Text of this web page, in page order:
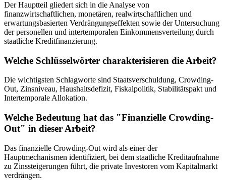
Der Hauptteil gliedert sich in die Analyse von
finanzwirtschaftlichen, monetären, realwirtschaftlichen und
erwartungsbasierten Verdrängungseffekten sowie der Untersuchung
der personellen und intertemporalen Einkommensverteilung durch
staatliche Kreditfinanzierung.
Welche Schlüsselwörter charakterisieren die Arbeit?
Die wichtigsten Schlagworte sind Staatsverschuldung, Crowding-
Out, Zinsniveau, Haushaltsdefizit, Fiskalpolitik, Stabilitätspakt und
Intertemporale Allokation.
Welche Bedeutung hat das "Finanzielle Crowding-
Out" in dieser Arbeit?
Das finanzielle Crowding-Out wird als einer der
Hauptmechanismen identifiziert, bei dem staatliche Kreditaufnahme
zu Zinssteigerungen führt, die private Investoren vom Kapitalmarkt
verdrängen.